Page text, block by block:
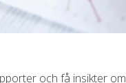
och få insikter om